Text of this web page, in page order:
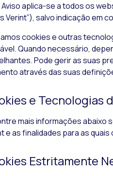
aplica-se a todos os
Verint”), salvo indicação em
cookiese outras
Quando necessário,
Pode gerir as suas
através das suas
e Tecnologias
mais informações abaixo
e as finalidades para as
Estritamente